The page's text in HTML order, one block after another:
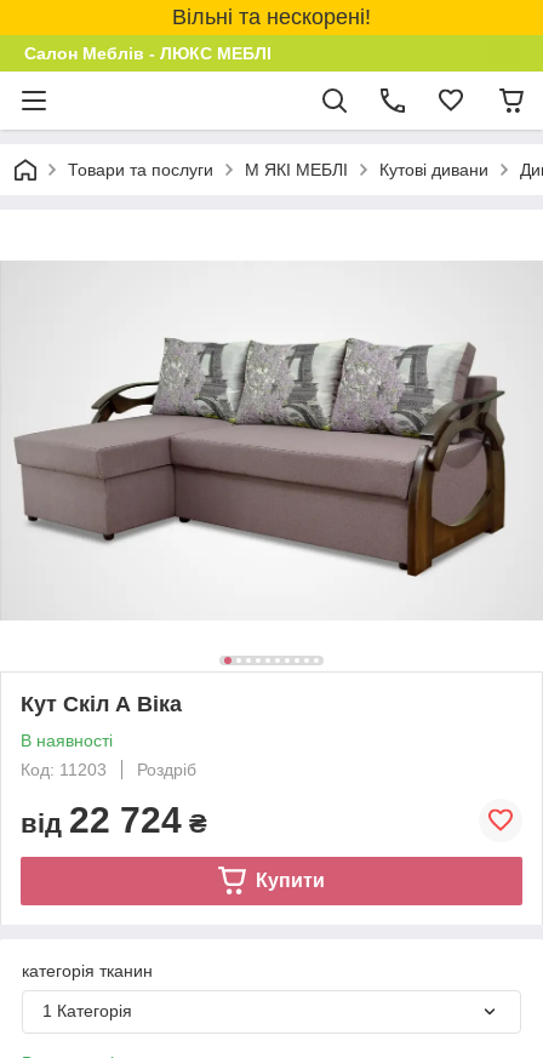
Вільні та нескорені!
Салон Меблів - ЛЮКС МЕБЛІ
Товари та послуги М ЯКІ МЕБЛІ Кутові дивани
Кут Скіл А Віка
В наявності
Код: 11203
Роздріб
від 22 724 ₴
Купити
категорія тканин
1 Категорія